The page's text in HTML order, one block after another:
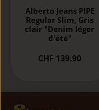
Alberto Jeans PIPE
Regular Slim, Gris
clair "Denim léger
d'été"
CHF 139.90